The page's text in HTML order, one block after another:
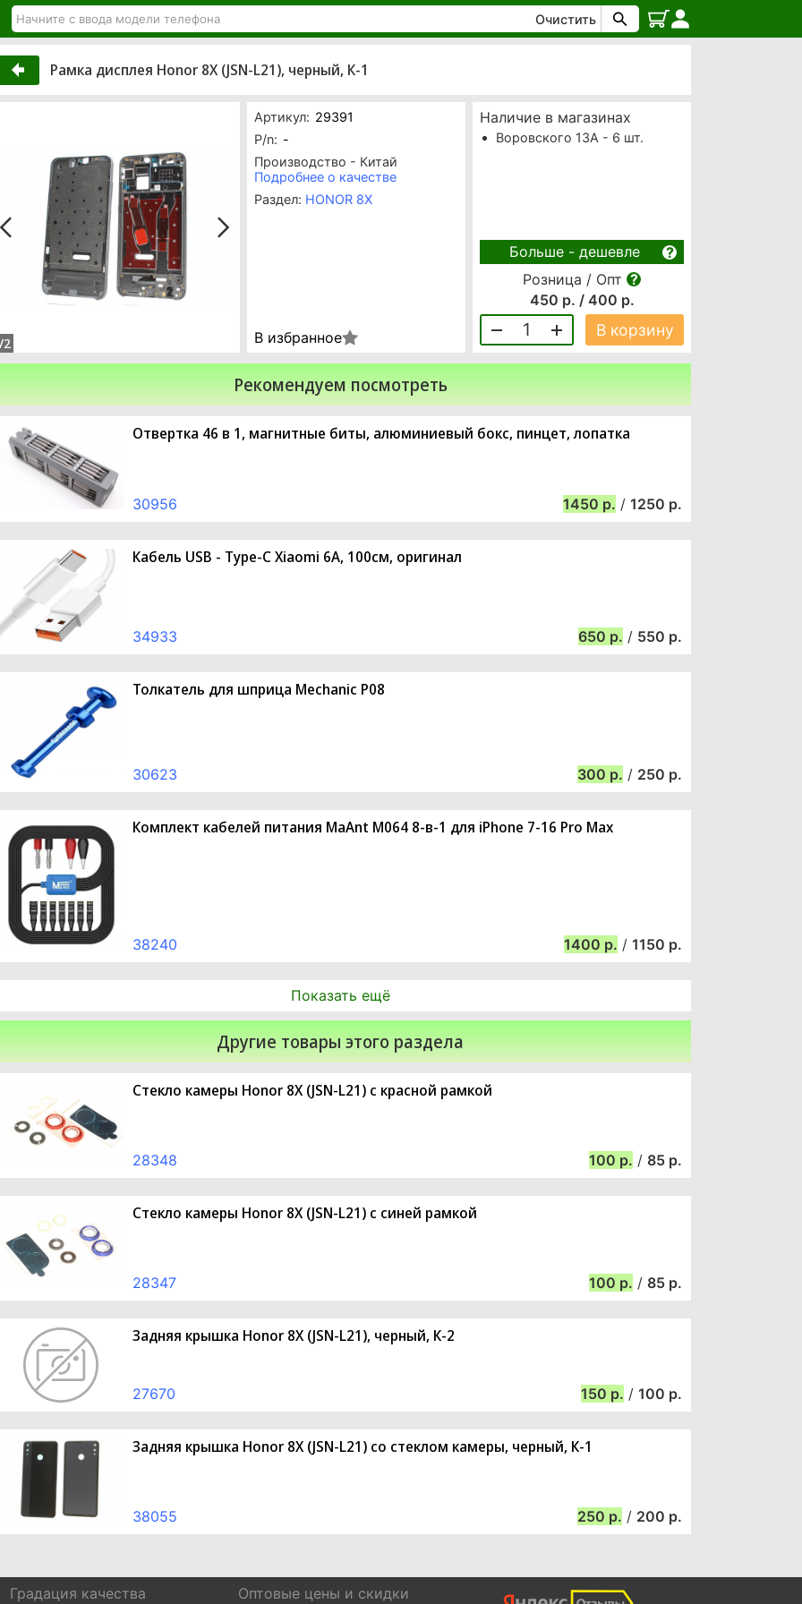
Очистить
Рамка дисплея Honor 8X (JSN-L21), черный, К-1
2
Артикул: 29391
P/n: -
Производство - Китай
Подробнее о качестве
Раздел: HONOR 8X
В избранное
Наличие в магазинах
Воровского 13А - 6 шт.
Больше - дешевле
Розница / Опт
450 р. / 400 р.
1 В корзину
Рекомендуем посмотреть
Отвертка 46 в 1, магнитные биты, алюминиевый бокс, пинцет, лопатка
30956 1450 / 1250
Кабель USB - Type-C Xiaomi 6A, 100см, оригинал
34933 650 / 550
Толкатель для шприца Mechanic P08
30623 300 / 250
Комплект кабелей питания MaAnt M064 8-в-1 для iPhone 7-16 Pro Max
38240 1400 / 1150
Показать ещё
Другие товары этого раздела
Стекло камеры Honor 8X (JSN-L21) с красной рамкой
28348 100 / 85
Стекло камеры Honor 8X (JSN-L21) с синей рамкой
28347 100 / 85
Задняя крышка Honor 8X (JSN-L21), черный, К-2
27670 150 / 100
Задняя крышка Honor 8X (JSN-L21) со стеклом камеры, черный, К-1
38055 250 / 200
Градация качества Оптовые цены и скидки